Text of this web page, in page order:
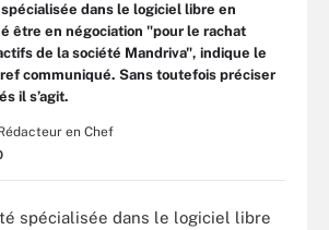
dans le logiciel libre en
être en négociation "pour le rachat
de la société Mandriva", indique le
communiqué. Sans toutefois préciser
il s’agit.
en Chef
spécialisée dans le logiciel libre